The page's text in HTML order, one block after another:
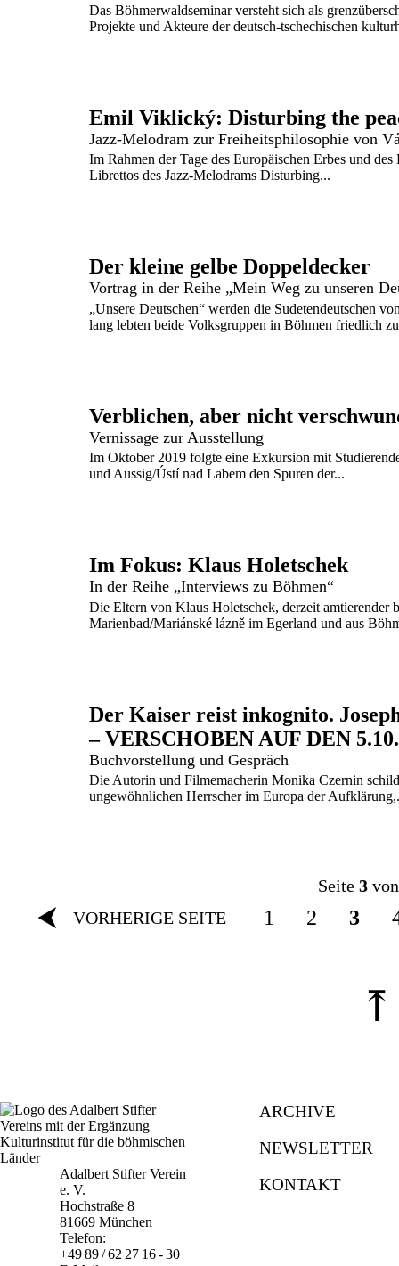
Das Böhmerwaldseminar versteht sich als
Projekte und Akteure der deutsch-tschechischen
Emil Viklický: Disturbing the
Jazz-Melodram zur Freiheitsphilosophie von
Im Rahmen der Tage des Europäischen Erbes und
Librettos des Jazz-Melodrams Disturbing...
Der kleine gelbe Doppeldecker
Vortrag in der Reihe „Mein Weg zu unseren
„Unsere Deutschen“ werden die Sudetendeutschen
lang lebten beide Volksgruppen in Böhmen friedlich
Vernissage zur Ausstellung
Im Oktober 2019 folgte eine Exkursion mit
und Aussig/Ústí nad Labem den Spuren der...
Im Fokus: Klaus Holetschek
In der Reihe „Interviews zu Böhmen“
Die Eltern von Klaus Holetschek, derzeit amtierender
Marienbad/Mariánské lázně im Egerland und aus
Der Kaiser reist inkognito.
– VERSCHOBEN AUF DEN
Buchvorstellung und Gespräch
Die Autorin und Filmemacherin Monika Czernin
ungewöhnlichen Herrscher im Europa der
Seite 3
⮜ VORHERIGE SEITE 1 2 3
⤒
Adalbert Stifter Verein
e. V.
Hochstraße 8
81669 München
Telefon:
+49 89 / 62 27 16 - 30
ARCHIVE
NEWSLETTER
KONTAKT